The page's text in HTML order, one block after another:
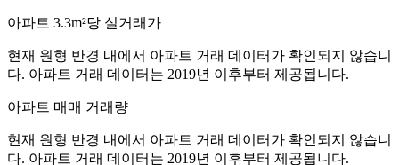
아파트 3.3m²당 실거래가
현재 원형 반경 내에서 아파트 거래 데이터가 확인되지 않습니
다. 아파트 거래 데이터는 2019년 이후부터 제공됩니다.
아파트 매매 거래량
현재 원형 반경 내에서 아파트 거래 데이터가 확인되지 않습니
다. 아파트 거래 데이터는 2019년 이후부터 제공됩니다.